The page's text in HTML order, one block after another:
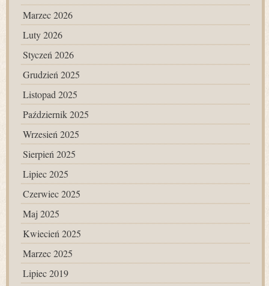
Marzec 2026
Luty 2026
Styczeń 2026
Grudzień 2025
Listopad 2025
Październik 2025
Wrzesień 2025
Sierpień 2025
Lipiec 2025
Czerwiec 2025
Maj 2025
Kwiecień 2025
Marzec 2025
Lipiec 2019